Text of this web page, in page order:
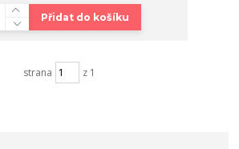
Přidat do košíku
strana z 1